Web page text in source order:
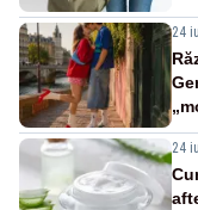
24
24